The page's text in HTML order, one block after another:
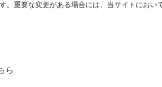
。重要な変更がある場合には、当サイトにおい
ら